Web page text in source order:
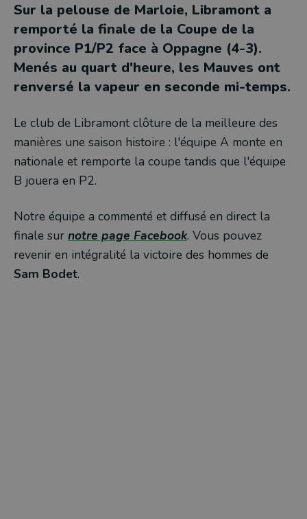
Sur la pelouse de Marloie, Libramont a
remporté la finale de la Coupe de la
province P1/P2 face à Oppagne (4-3).
Menés au quart d'heure, les Mauves ont
renversé la vapeur en seconde mi-temps.
Le club de Libramont clôture de la meilleure des
manières une saison histoire : l'équipe A monte en
nationale et remporte la coupe tandis que l'équipe
B jouera en P2.
Notre équipe a commenté et diffusé en direct la
finale sur notre page Facebook. Vous pouvez
revenir en intégralité la victoire des hommes de
Sam Bodet.